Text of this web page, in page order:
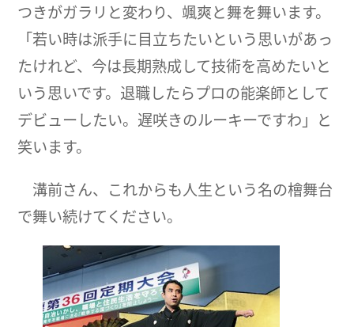
つきがガラリと変わり、颯爽と舞を舞います。
「若い時は派手に目立ちたいという思いがあっ
たけれど、今は長期熟成して技術を高めたいと
いう思いです。退職したらプロの能楽師として
デビューしたい。遅咲きのルーキーですわ」と
笑います。
溝前さん、これからも人生という名の檜舞台
で舞い続けてください。